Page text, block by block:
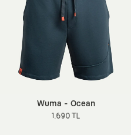
Wuma - Ocean
1.690 TL